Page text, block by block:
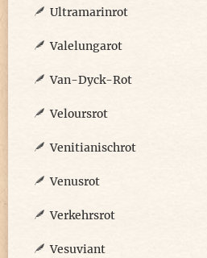
Ultramarinrot
Valelungarot
Van-Dyck-Rot
Veloursrot
Venitianischrot
Venusrot
Verkehrsrot
Vesuviant